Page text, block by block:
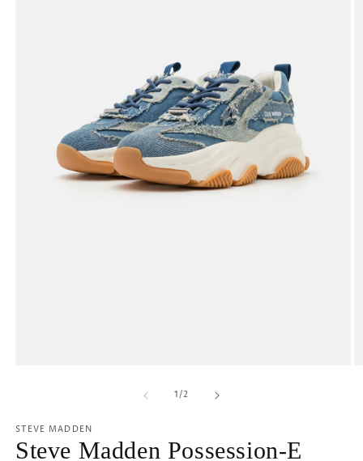
1/av
2
STEVE MADDEN
Steve Madden Possession-E